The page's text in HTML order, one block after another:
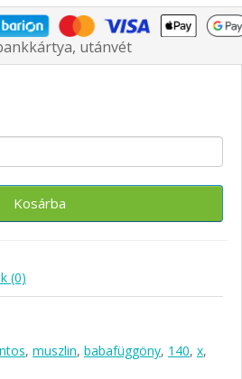
utánvét
Kosárba
(0)
, muszlin, babafüggöny, 140, x,